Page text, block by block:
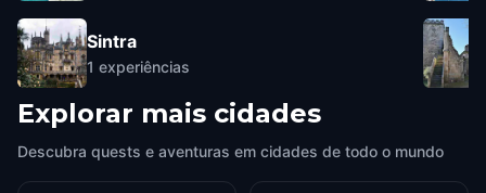
Sintra
1 experiências
Explorar mais cidades
Descubra quests e aventuras em cidades de todo o mundo